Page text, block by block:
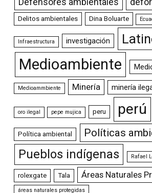
Delitos ambientales Dina Boluarte
Infraestructura investigación
Medioambiente
Medioammbiente Minería minería
oro ilegal pepe mujica peru perú
Política ambiental Políticas
Pueblos indígenas Rafael
rolexgate Tala Áreas Naturales
áreas naturales protegidas